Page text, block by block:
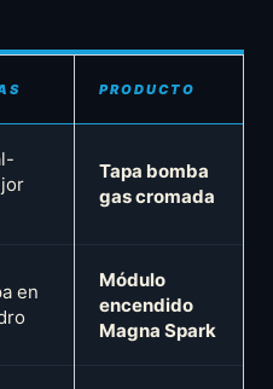
PRODUCTO
Tapa bomba
gas cromada
en
Módulo
encendido
Magna Spark